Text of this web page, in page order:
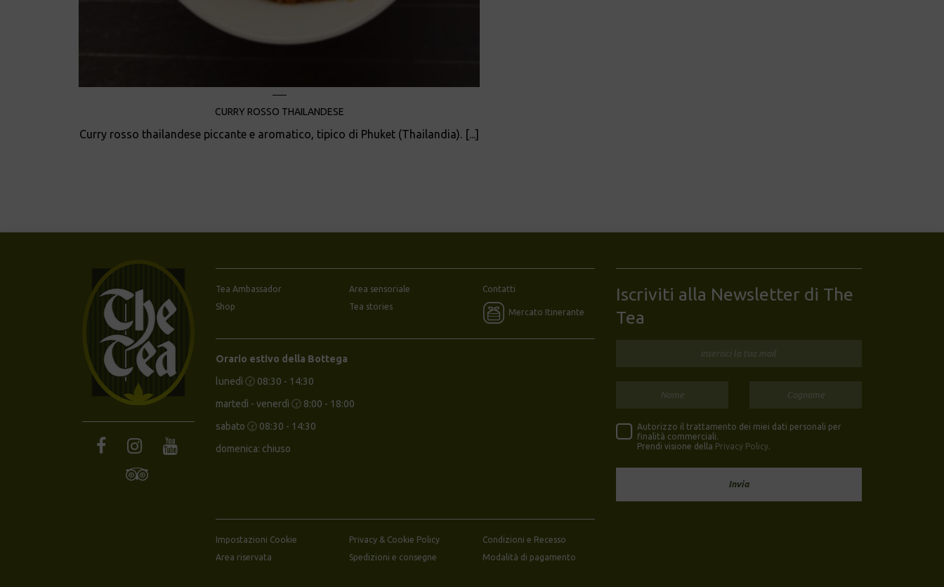
CURRY ROSSO THAILANDESE
Curry rosso thailandese piccante e aromatico, tipico di Phuket (Thailandia). [...]
Tea Ambassador
Shop
Area sensoriale
Tea stories
Contatti
Mercato Itinerante
Orario estivo della Bottega
lunedì 🕝 08:30 - 14:30
martedì - venerdì 🕝 8:00 - 18:00
sabato 🕝 08:30 - 14:30
domenica: chiuso
Impostazioni Cookie
Area riservata
Privacy & Cookie Policy
Spedizioni e consegne
Condizioni e Recesso
Modalità di pagamento
Iscriviti alla Newsletter di The
Tea
Autorizzo il trattamento dei miei dati personali per
finalità commerciali.
Prendi visione della Privacy Policy